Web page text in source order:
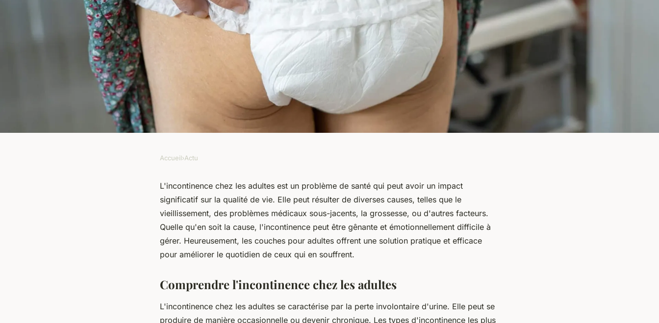
Incontinence chez les adultes :
découvrez les avantages des couches
Accueil›Actu
L'incontinence chez les adultes est un problème de santé qui peut avoir un impact
significatif sur la qualité de vie. Elle peut résulter de diverses causes, telles que le
vieillissement, des problèmes médicaux sous-jacents, la grossesse, ou d'autres facteurs.
Quelle qu'en soit la cause, l'incontinence peut être gênante et émotionnellement difficile à
gérer. Heureusement, les couches pour adultes offrent une solution pratique et efficace
pour améliorer le quotidien de ceux qui en souffrent.
Comprendre l'incontinence chez les adultes
L'incontinence chez les adultes se caractérise par la perte involontaire d'urine. Elle peut se
produire de manière occasionnelle ou devenir chronique. Les types d'incontinence les plus